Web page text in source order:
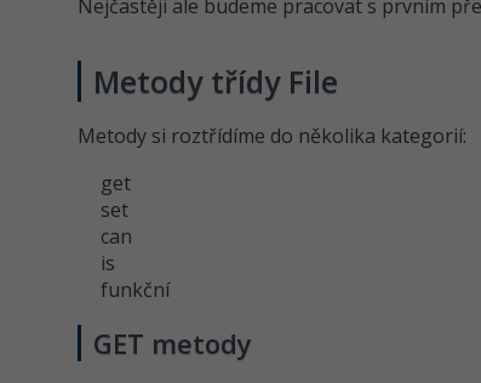
Nejčastěji ale budeme pracovat s prvním
Metody třídy File
Metody si roztřídíme do několika kategorií:
get
set
can
is
funkční
GET metody